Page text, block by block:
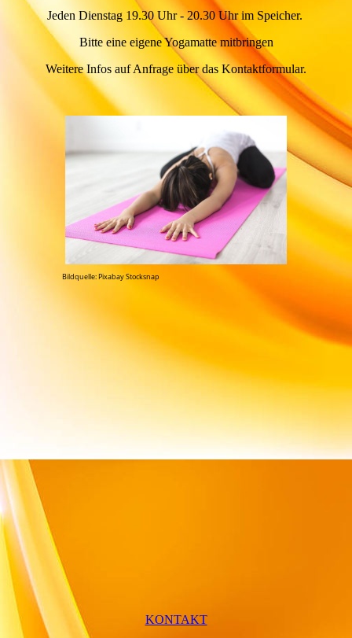
Jeden Dienstag 19.30 Uhr - 20.30 Uhr im Speicher.
Bitte eine eigene Yogamatte mitbringen
Weitere Infos auf Anfrage über das Kontaktformular.
Bildquelle: Pixabay Stocksnap
KONTAKT